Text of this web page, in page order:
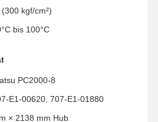
kgf/cm²)
bis 100°C
PC2000-8
E1-00620, 707-E1-01880
× 2138 mm Hub